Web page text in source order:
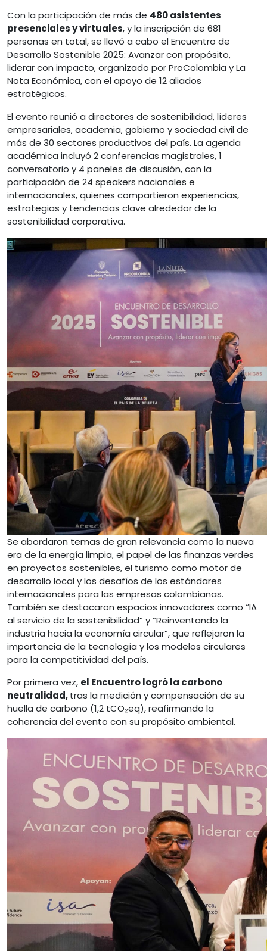
Con la participación de más de 480 asistentes
presenciales y virtuales, y la inscripción de 681
personas en total, se llevó a cabo el Encuentro de
Desarrollo Sostenible 2025: Avanzar con propósito,
liderar con impacto, organizado por ProColombia y La
Nota Económica, con el apoyo de 12 aliados
estratégicos.
El evento reunió a directores de sostenibilidad, líderes
empresariales, academia, gobierno y sociedad civil de
más de 30 sectores productivos del país. La agenda
académica incluyó 2 conferencias magistrales, 1
conversatorio y 4 paneles de discusión, con la
participación de 24 speakers nacionales e
internacionales, quienes compartieron experiencias,
estrategias y tendencias clave alrededor de la
sostenibilidad corporativa.
Se abordaron temas de gran relevancia como la nueva
era de la energía limpia, el papel de las finanzas verdes
en proyectos sostenibles, el turismo como motor de
desarrollo local y los desafíos de los estándares
internacionales para las empresas colombianas.
También se destacaron espacios innovadores como “IA
al servicio de la sostenibilidad” y “Reinventando la
industria hacia la economía circular”, que reflejaron la
importancia de la tecnología y los modelos circulares
para la competitividad del país.
Por primera vez, el Encuentro logró la carbono
neutralidad,tras la medición y compensación de su
huella de carbono (1,2 tCO₂eq), reafirmando la
coherencia del evento con su propósito ambiental.